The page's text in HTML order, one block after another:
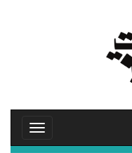
Toggle